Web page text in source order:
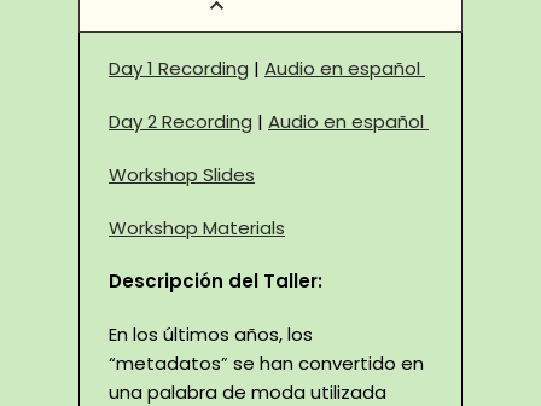
Day 1 Recording | Audio en español
Day 2 Recording | Audio en español
Workshop Slides
Workshop Materials
Descripción del Taller:
En los últimos años, los
“metadatos” se han convertido en
una palabra de moda utilizada